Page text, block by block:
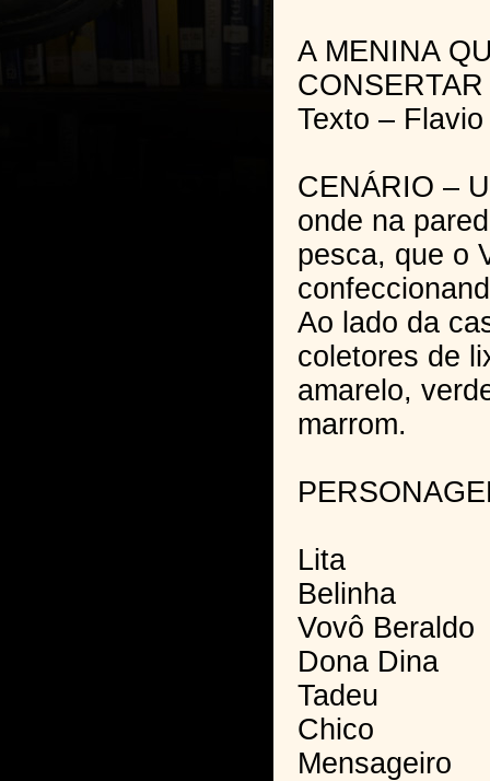
A MENINA
Texto –
CENÁRIO –
onde na
pesca, que o
Ao lado da
coletores de
amarelo,
marrom.
Lita
Belinha
Vovô Beraldo
Dona Dina
Tadeu
Chico
Mensageiro